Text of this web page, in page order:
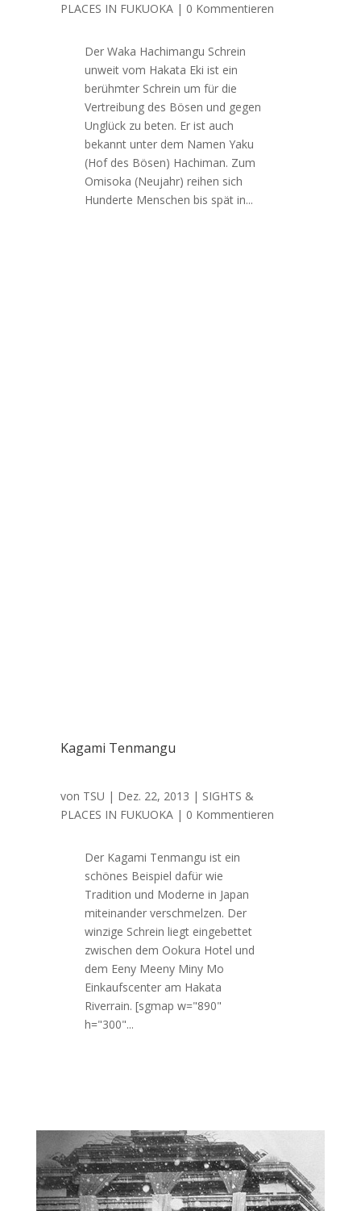
PLACES IN FUKUOKA| 0 Kommentieren
Der Waka Hachimangu Schrein
unweit vom Hakata Eki ist ein
berühmter Schrein um für die
Vertreibung des Bösen und gegen
Unglück zu beten. Er ist auch
bekannt unter dem Namen Yaku
(Hof des Bösen) Hachiman. Zum
Omisoka (Neujahr) reihen sich
Hunderte Menschen bis spät in...
Kagami Tenmangu
von TSU | Dez. 22, 2013 | SIGHTS &
PLACES IN FUKUOKA| 0 Kommentieren
Der Kagami Tenmangu ist ein
schönes Beispiel dafür wie
Tradition und Moderne in Japan
miteinander verschmelzen. Der
winzige Schrein liegt eingebettet
zwischen dem Ookura Hotel und
dem Eeny Meeny Miny Mo
Einkaufscenter am Hakata
Riverrain. [sgmap w="890"
h="300"...